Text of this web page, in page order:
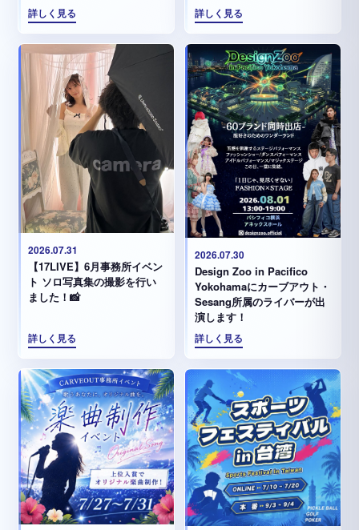
詳しく見る 詳しく見る
2026.07.31
【17LIVE】6月事務所イベン
ト ソロ写真集の撮影を行い
ました！📸
詳しく見る
2026.07.30
Design Zoo in Pacifico
Yokohamaにカーブアウト・
Sesang所属のライバーが出
演します！
詳しく見る